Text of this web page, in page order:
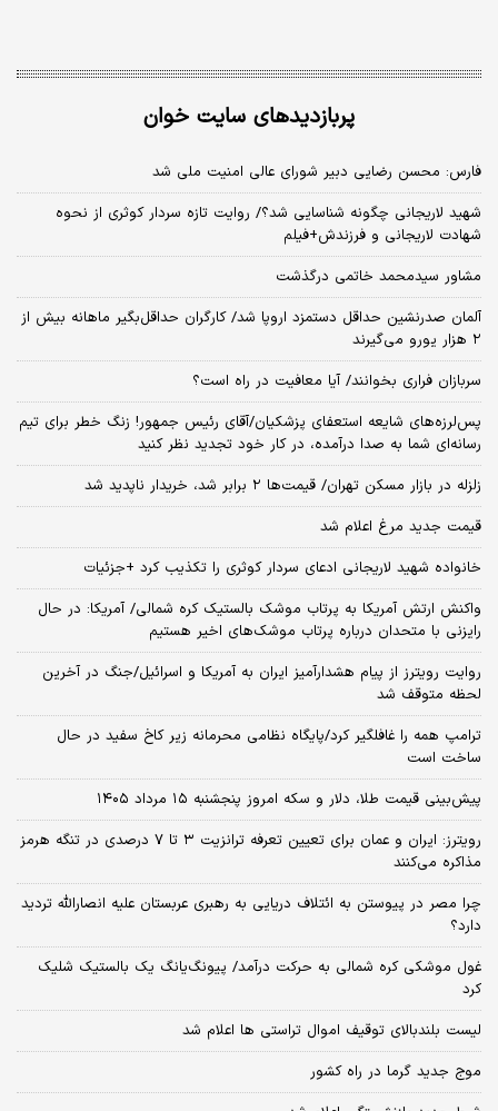
پربازدیدهای سایت خوان
فارس: محسن رضایی دبیر شورای عالی امنیت ملی شد
شهید لاریجانی چگونه شناسایی شد؟/ روایت تازه سردار کوثری از نحوه
شهادت لاریجانی و فرزندش+فیلم
مشاور سیدمحمد خاتمی درگذشت
آلمان صدرنشین حداقل دستمزد اروپا شد/ کارگران حداقل‌بگیر ماهانه بیش از
۲ هزار یورو می‌گیرند
سربازان فراری بخوانند/ آیا معافیت در راه است؟
پس‌لرزه‌های شایعه استعفای پزشکیان/آقای رئیس جمهور! زنگ خطر برای تیم
رسانه‌ای شما به صدا درآمده، در کار خود تجدید نظر کنید
زلزله در بازار مسکن تهران/ قیمت‌ها ۲ برابر شد، خریدار ناپدید شد
قیمت جدید مرغ اعلام شد
خانواده شهید لاریجانی ادعای سردار کوثری را تکذیب کرد +جزئیات
واکنش ارتش آمریکا به پرتاب موشک بالستیک کره شمالی/ آمریکا: در حال
رایزنی با متحدان درباره پرتاب موشک‌های اخیر هستیم
روایت رویترز از پیام هشدارآمیز ایران به آمریکا و اسرائیل/جنگ در آخرین
لحظه متوقف شد
ترامپ همه را غافلگیر کرد/پایگاه نظامی محرمانه زیر کاخ سفید در حال
ساخت است
پیش‌بینی قیمت طلا، دلار و سکه امروز پنجشنبه ۱۵ مرداد ۱۴۰۵
رویترز: ایران و عمان برای تعیین تعرفه ترانزیت ۳ تا ۷ درصدی در تنگه هرمز
مذاکره می‌کنند
چرا مصر در پیوستن به ائتلاف دریایی به رهبری عربستان علیه انصارالله تردید
دارد؟
غول موشکی کره شمالی به حرکت درآمد/ پیونگ‌یانگ یک بالستیک شلیک
کرد
لیست بلندبالای توقیف اموال تراستی ها اعلام شد
موج جدید گرما در راه کشور